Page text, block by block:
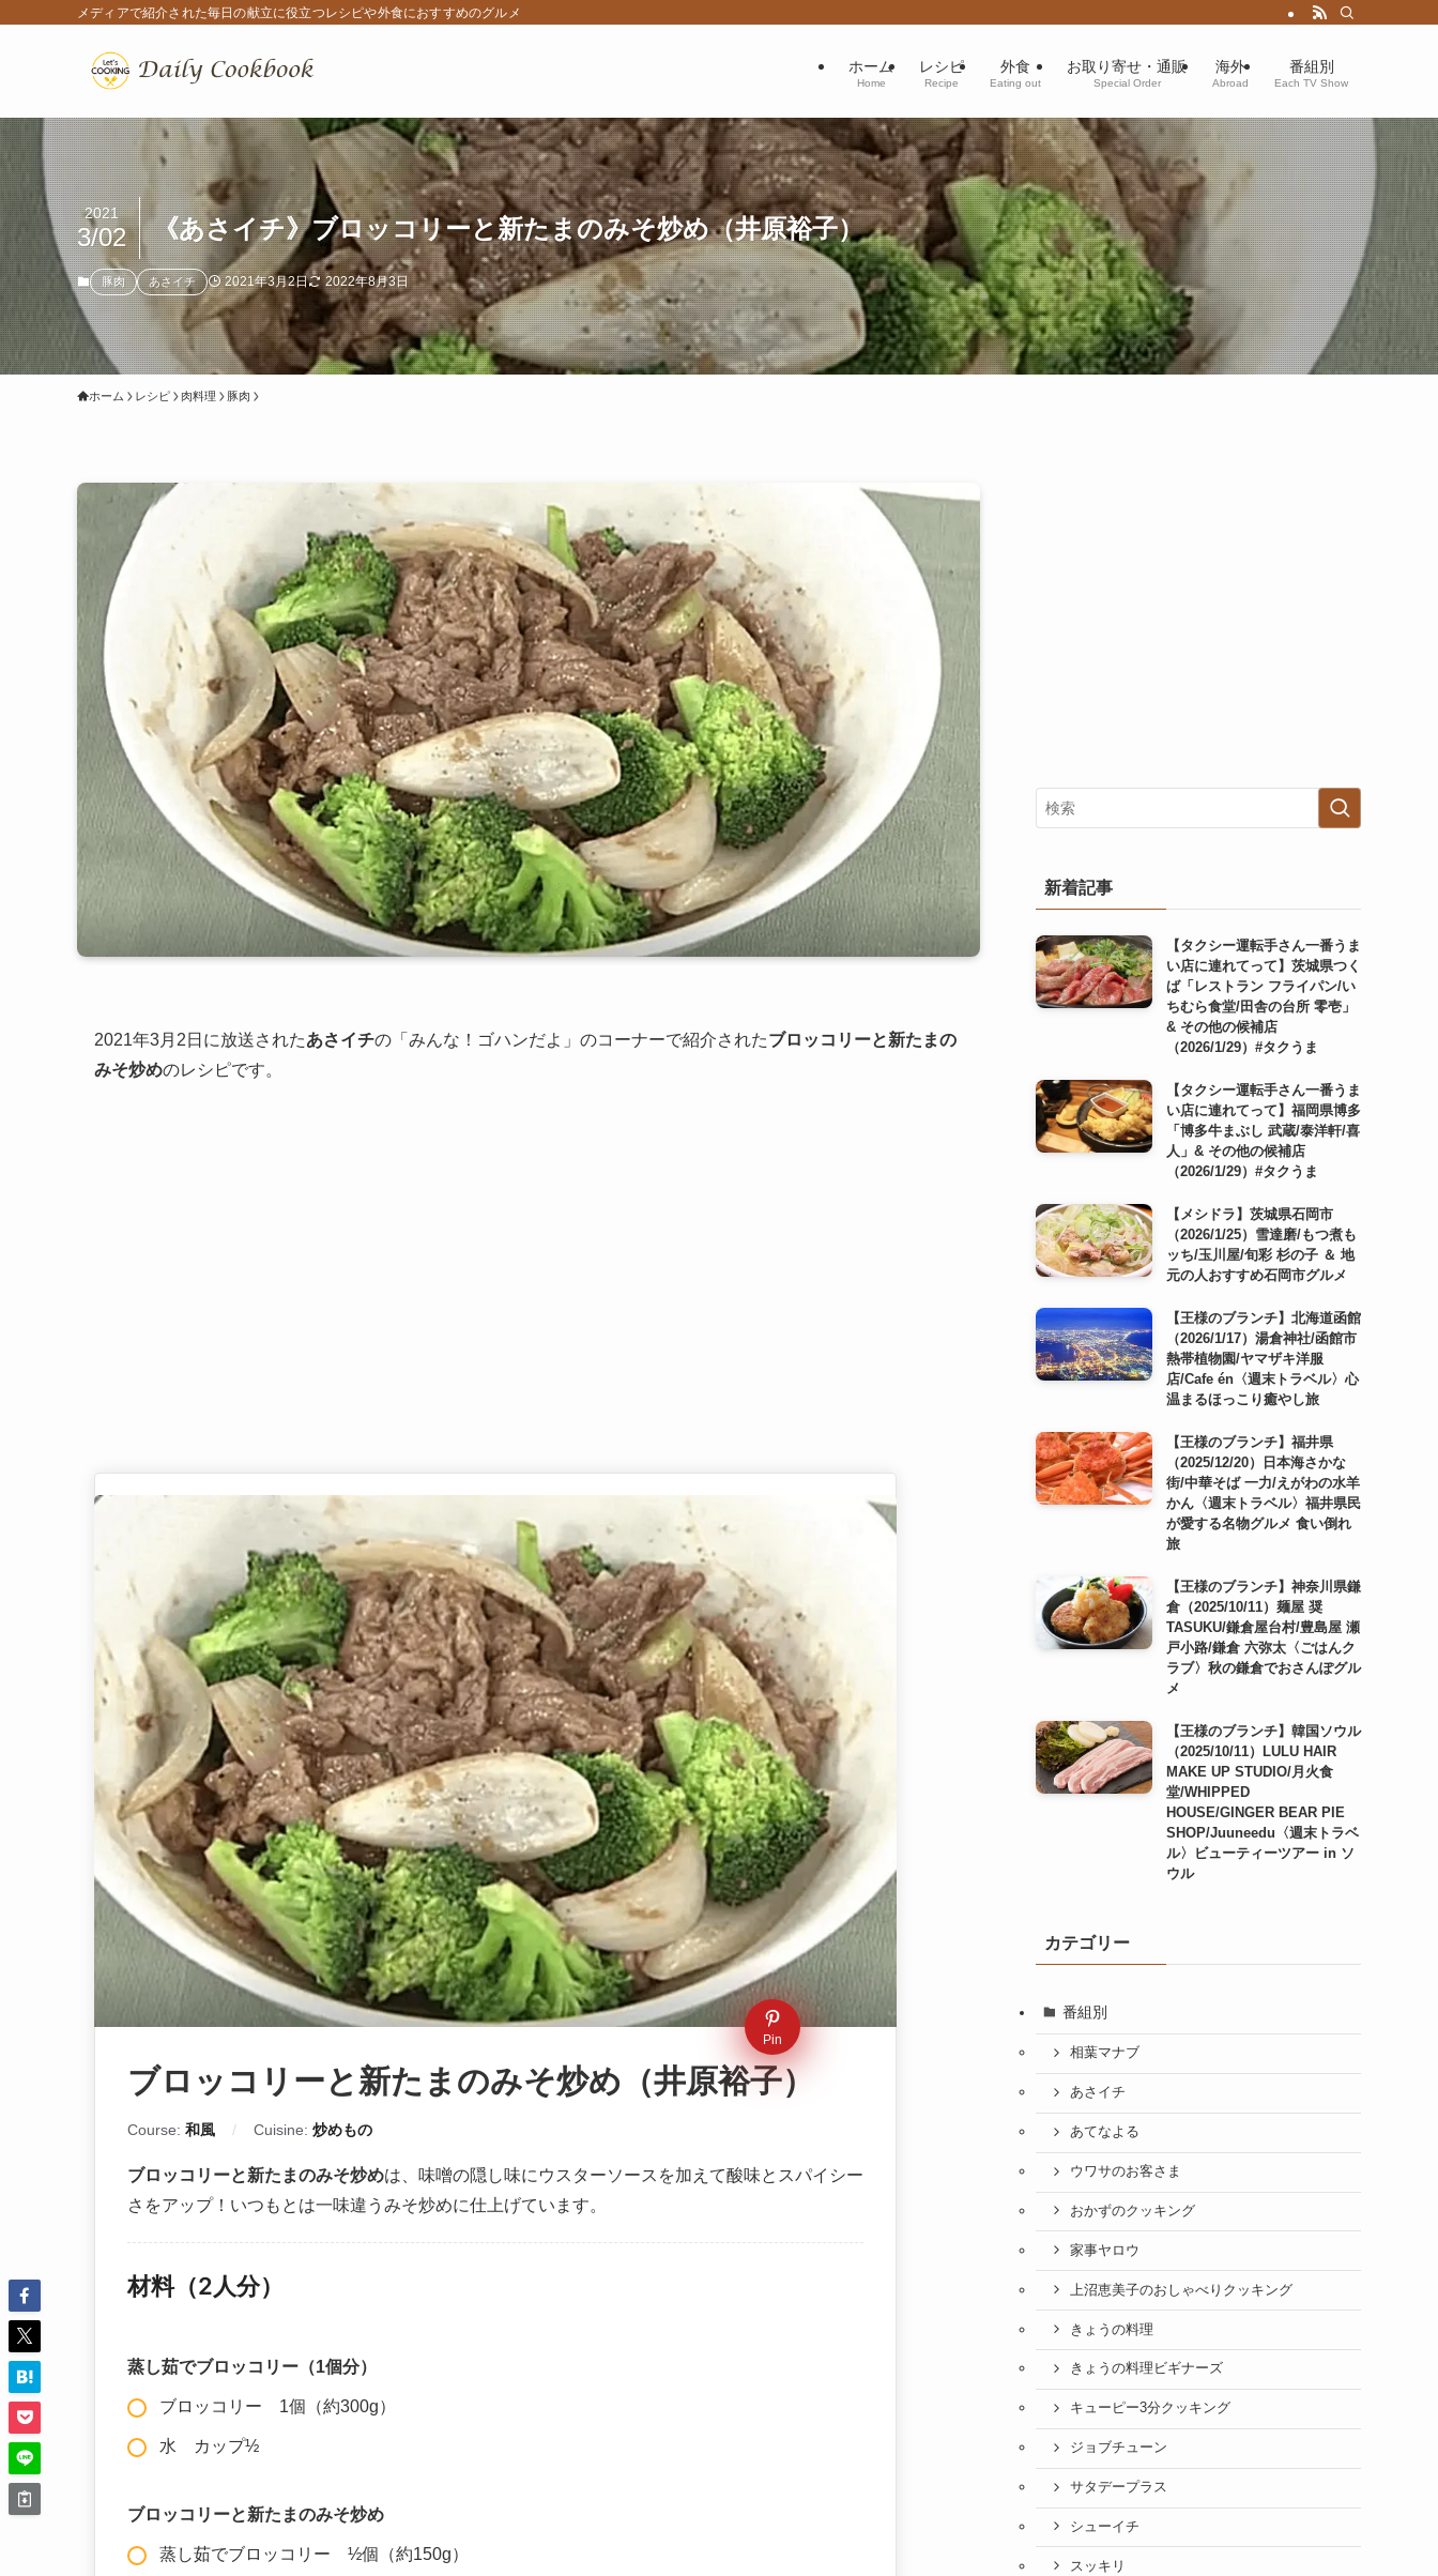
メディアで紹介された毎日の献立に役立つレシピや外食におすすめのグルメ
ホーム
Home
レシピ
Recipe
外食
Eating out
お取り寄せ・通販
Special Order
海外
Abroad
番組別
Each TV Show
《あさイチ》ブロッコリーと新たまのみそ炒め（井原裕子）
2021
3/02
豚肉 あさイチ 2021年3月2日 2022年8月3日
ホーム レシピ 肉料理 豚肉
2021年3月2日に放送されたあさイチの「みんな！ゴハンだよ」のコーナーで紹介されたブロッコリーと新たまの
みそ炒めのレシピです。
Pin
ブロッコリーと新たまのみそ炒め（井原裕子）
Course: 和風 Cuisine: 炒めもの
ブロッコリーと新たまのみそ炒めは、味噌の隠し味にウスターソースを加えて酸味とスパイシー
さをアップ！いつもとは一味違うみそ炒めに仕上げています。
材料（2人分）
蒸し茹でブロッコリー（1個分）
ブロッコリー 1個（約300g）
水 カップ½
ブロッコリーと新たまのみそ炒め
蒸し茹でブロッコリー ½個（約150g）
新着記事
【タクシー運転手さん一番うま
い店に連れてって】茨城県つく
ば「レストラン フライパン/い
ちむら食堂/田舎の台所 零壱」
& その他の候補店
（2026/1/29）#タクうま
【タクシー運転手さん一番うま
い店に連れてって】福岡県博多
「博多牛まぶし 武蔵/泰洋軒/喜
人」& その他の候補店
（2026/1/29）#タクうま
【メシドラ】茨城県石岡市
（2026/1/25）雪達磨/もつ煮も
ッち/玉川屋/旬彩 杉の子 ＆ 地
元の人おすすめ石岡市グルメ
【王様のブランチ】北海道函館
（2026/1/17）湯倉神社/函館市
熱帯植物園/ヤマザキ洋服
店/Cafe én〈週末トラベル〉心
温まるほっこり癒やし旅
【王様のブランチ】福井県
（2025/12/20）日本海さかな
街/中華そば 一力/えがわの水羊
かん〈週末トラベル〉福井県民
が愛する名物グルメ 食い倒れ
旅
【王様のブランチ】神奈川県鎌
倉（2025/10/11）麺屋 奨
TASUKU/鎌倉屋台村/豊島屋 瀬
戸小路/鎌倉 六弥太〈ごはんク
ラブ〉秋の鎌倉でおさんぽグル
メ
【王様のブランチ】韓国ソウル
（2025/10/11）LULU HAIR
MAKE UP STUDIO/月火食
堂/WHIPPED
HOUSE/GINGER BEAR PIE
SHOP/Juuneedu〈週末トラベ
ル〉ビューティーツアー in ソ
ウル
カテゴリー
番組別
相葉マナブ
あさイチ
あてなよる
ウワサのお客さま
おかずのクッキング
家事ヤロウ
上沼恵美子のおしゃべりクッキング
きょうの料理
きょうの料理ビギナーズ
キューピー3分クッキング
ジョブチューン
サタデープラス
シューイチ
スッキリ